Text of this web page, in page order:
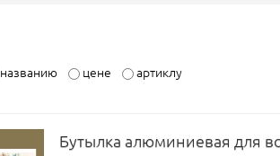
названию цене артиклу
Бутылка алюминиевая для